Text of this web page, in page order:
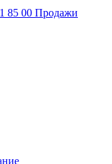
85 00 Продажи